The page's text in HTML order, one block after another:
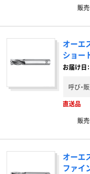
販
オーエ
ショー
お届け日
呼び・
直送品
販
オーエ
ファイ